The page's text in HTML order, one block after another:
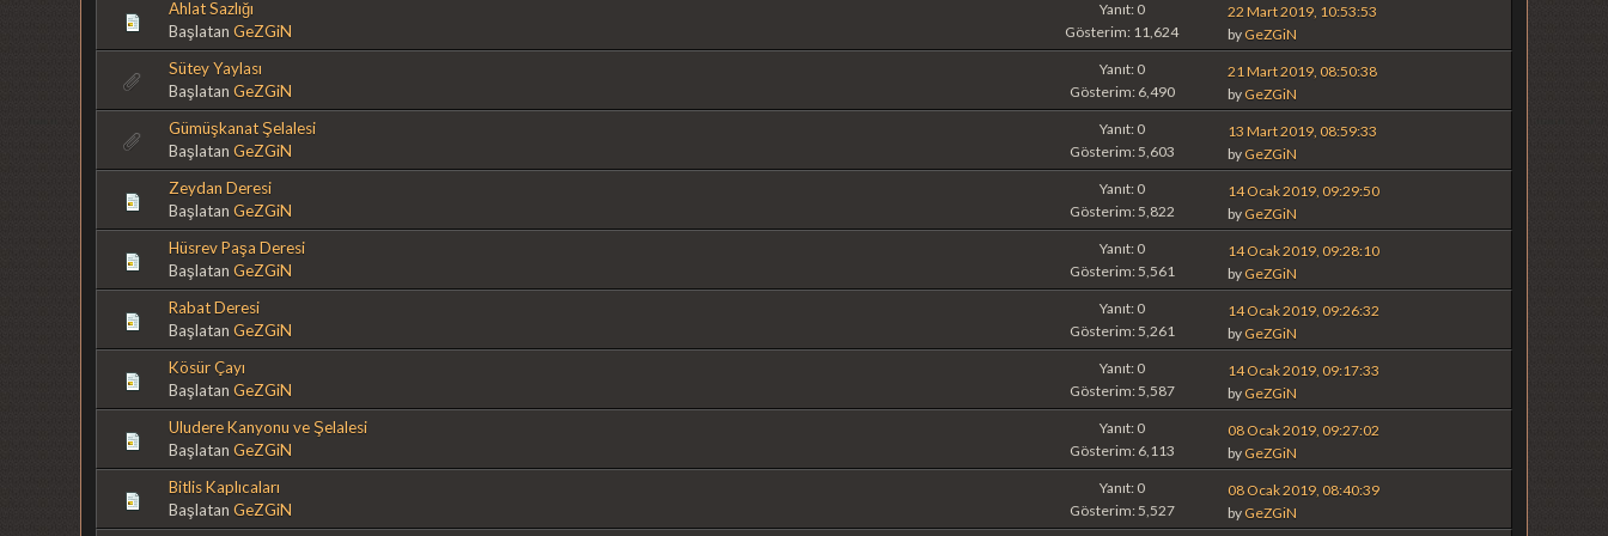
Ahlat Sazlığı
BaşlatanGeZGiN
Yanıt: 0
Gösterim: 11,624
22 Mart 2019, 10:53:53
by GeZGiN
Sütey Yaylası
BaşlatanGeZGiN
Yanıt: 0
Gösterim: 6,490
21 Mart 2019, 08:50:38
by GeZGiN
Gümüşkanat Şelalesi
BaşlatanGeZGiN
Yanıt: 0
Gösterim: 5,603
13 Mart 2019, 08:59:33
by GeZGiN
Zeydan Deresi
BaşlatanGeZGiN
Yanıt: 0
Gösterim: 5,822
14 Ocak 2019, 09:29:50
by GeZGiN
Hüsrev Paşa Deresi
BaşlatanGeZGiN
Yanıt: 0
Gösterim: 5,561
14 Ocak 2019, 09:28:10
by GeZGiN
Rabat Deresi
BaşlatanGeZGiN
Yanıt: 0
Gösterim: 5,261
14 Ocak 2019, 09:26:32
by GeZGiN
Kösür Çayı
BaşlatanGeZGiN
Yanıt: 0
Gösterim: 5,587
14 Ocak 2019, 09:17:33
by GeZGiN
Uludere Kanyonu ve Şelalesi
BaşlatanGeZGiN
Yanıt: 0
Gösterim: 6,113
08 Ocak 2019, 09:27:02
by GeZGiN
Bitlis Kaplıcaları
BaşlatanGeZGiN
Yanıt: 0
Gösterim: 5,527
08 Ocak 2019, 08:40:39
by GeZGiN